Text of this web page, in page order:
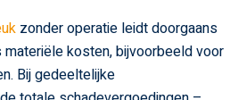
zonder operatie leidt doorgaans
materiële kosten, bijvoorbeeld voor
Bij gedeeltelijke